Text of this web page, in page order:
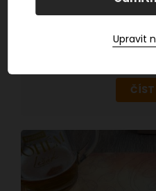
Gastro,
2026 schválila návrh
Upravit